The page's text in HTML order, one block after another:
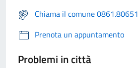
Chiama il comune 0861.80651
Prenota un appuntamento
Problemi in città